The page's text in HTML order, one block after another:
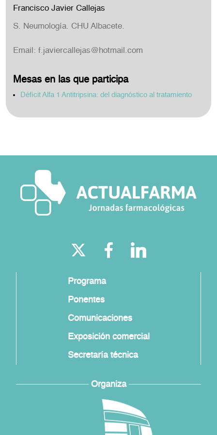
Francisco Javier Callejas
S. Neumología. CHU Albacete.
Email: f.javiercallejas@hotmail.com
Mesas en las que participa
Déficit Alfa 1 Antitripsina: del diagnóstico al tratamiento
Programa
Ponentes
Comunicaciones
Exposición comercial
Secretaría técnica
Organiza